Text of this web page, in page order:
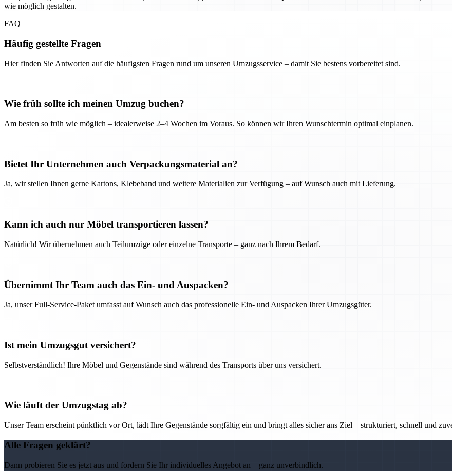
wie möglich gestalten.
FAQ
Häufig gestellte Fragen
Hier finden Sie Antworten auf die häufigsten Fragen rund um unseren Umzugsservice – damit Sie bestens vorbereitet sind.
Wie früh sollte ich meinen Umzug buchen?
Am besten so früh wie möglich – idealerweise 2–4 Wochen im Voraus. So können wir Ihren Wunschtermin optimal einplanen.
Bietet Ihr Unternehmen auch Verpackungsmaterial an?
Ja, wir stellen Ihnen gerne Kartons, Klebeband und weitere Materialien zur Verfügung – auf Wunsch auch mit Lieferung.
Kann ich auch nur Möbel transportieren lassen?
Natürlich! Wir übernehmen auch Teilumzüge oder einzelne Transporte – ganz nach Ihrem Bedarf.
Übernimmt Ihr Team auch das Ein- und Auspacken?
Ja, unser Full-Service-Paket umfasst auf Wunsch auch das professionelle Ein- und Auspacken Ihrer Umzugsgüter.
Ist mein Umzugsgut versichert?
Selbstverständlich! Ihre Möbel und Gegenstände sind während des Transports über uns versichert.
Wie läuft der Umzugstag ab?
Unser Team erscheint pünktlich vor Ort, lädt Ihre Gegenstände sorgfältig ein und bringt alles sicher ans Ziel – strukturiert, schnell und
Alle Fragen geklärt?
Dann probieren Sie es jetzt aus und fordern Sie Ihr individuelles Angebot an – ganz unverbindlich.